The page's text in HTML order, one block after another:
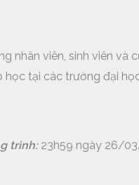
nhân viên, sinh viên
học tại các trường đại
trình:23h59 ngày 26/